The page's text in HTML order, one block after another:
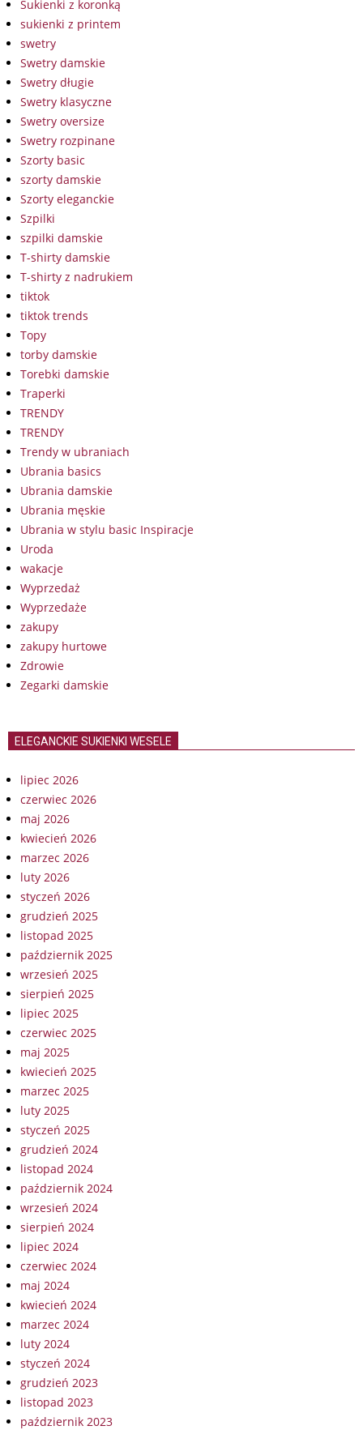
Sukienki z koronką
sukienki z printem
swetry
Swetry damskie
Swetry długie
Swetry klasyczne
Swetry oversize
Swetry rozpinane
Szorty basic
szorty damskie
Szorty eleganckie
Szpilki
szpilki damskie
T-shirty damskie
T-shirty z nadrukiem
tiktok
tiktok trends
Topy
torby damskie
Torebki damskie
Traperki
TRENDY
TRENDY
Trendy w ubraniach
Ubrania basics
Ubrania damskie
Ubrania męskie
Ubrania w stylu basic Inspiracje
Uroda
wakacje
Wyprzedaż
Wyprzedaże
zakupy
zakupy hurtowe
Zdrowie
Zegarki damskie
ELEGANCKIE SUKIENKI WESELE
lipiec 2026
czerwiec 2026
maj 2026
kwiecień 2026
marzec 2026
luty 2026
styczeń 2026
grudzień 2025
listopad 2025
październik 2025
wrzesień 2025
sierpień 2025
lipiec 2025
czerwiec 2025
maj 2025
kwiecień 2025
marzec 2025
luty 2025
styczeń 2025
grudzień 2024
listopad 2024
październik 2024
wrzesień 2024
sierpień 2024
lipiec 2024
czerwiec 2024
maj 2024
kwiecień 2024
marzec 2024
luty 2024
styczeń 2024
grudzień 2023
listopad 2023
październik 2023